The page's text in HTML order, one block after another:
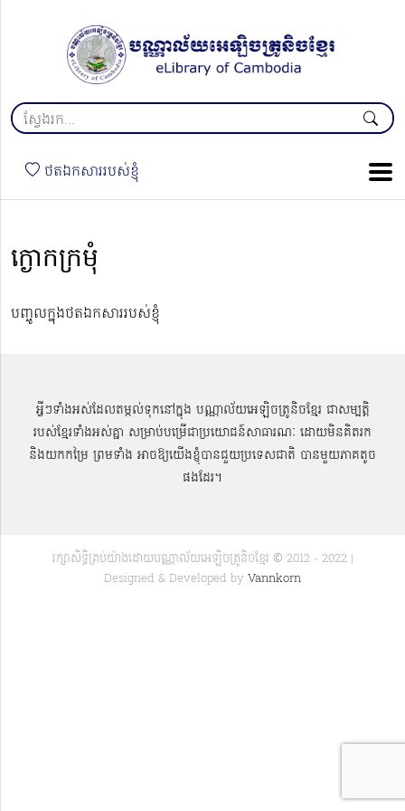
ថតឯកសាររបស់ខ្ញុំ
ក្ងោកក្រមុំ
បញ្ចូលក្នុងថតឯកសាររបស់ខ្ញុំ
អ្វីៗទាំងអស់ដែលតម្កល់ទុកនៅក្នុង បណ្ណាល័យអេឡិចត្រូនិចខ្មែរ ជាសម្បតិ្ត
របស់ខ្មែរទាំងអស់គ្នា សម្រាប់បម្រើជាប្រយោជន៍សាធារណៈ ដោយមិនគិតរក
និងយកកម្រៃ ព្រមទាំង អាចឱ្យយើងខ្ញុំបានជួយប្រទេសជាតិ បានមួយភាគតូច
ផងដែរ។
រក្សាសិទ្ធិគ្រប់យ៉ាងដោយបណ្ណាល័យអេឡិចត្រូនិចខ្មែរ © 2012 - 2022 |
Designed & Developed by Vannkorn